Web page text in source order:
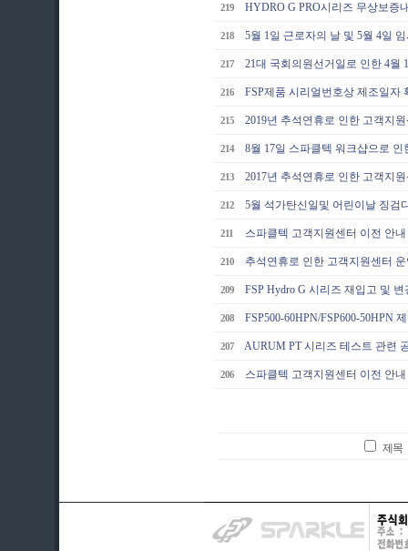
219 HYDRO G PRO시리즈 무상보증
218 5월 1일 근로자의 날 및 5월 4일
217 21대 국회의원선거일로 인한 4월
216 FSP제품 시리얼번호상 제조일자
215 2019년 추석연휴로 인한 고객지
214 8월 17일 스파클텍 워크샵으로
213 2017년 추석연휴로 인한 고객지
212 5월 석가탄신일및 어린이날 징검
211 스파클텍 고객지원센터 이전 안내
210 추석연휴로 인한 고객지원센터
209 FSP Hydro G 시리즈 재입고 및
208 FSP500-60HPN/FSP600-50HPN
207 AURUM PT 시리즈 테스트 관련
206 스파클텍 고객지원센터 이전 안내
제목